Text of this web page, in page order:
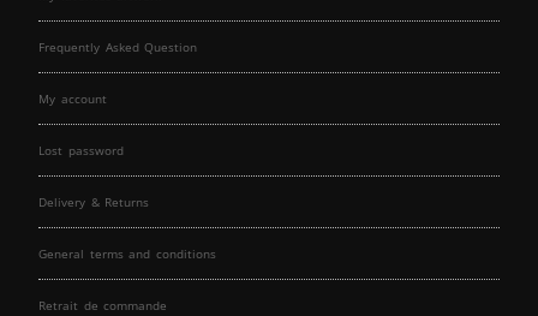
Frequently Asked Question
My account
Lost password
Delivery & Returns
General terms and conditions
Retrait de commande